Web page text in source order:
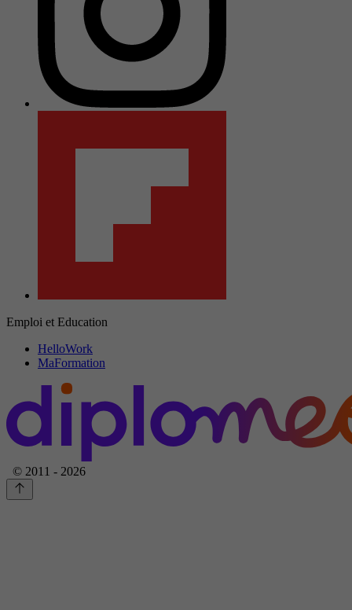
Emploi et Education
HelloWork
MaFormation
© 2011 - 2026